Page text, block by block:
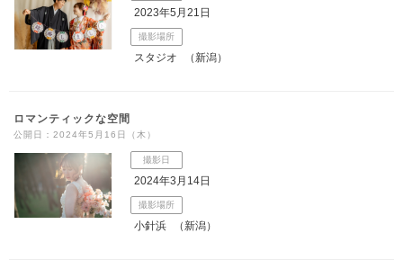
2023年5月21日
撮影場所
スタジオ （新潟）
ロマンティックな空間
公開日：2024年5月16日（木）
撮影日
2024年3月14日
撮影場所
小針浜 （新潟）